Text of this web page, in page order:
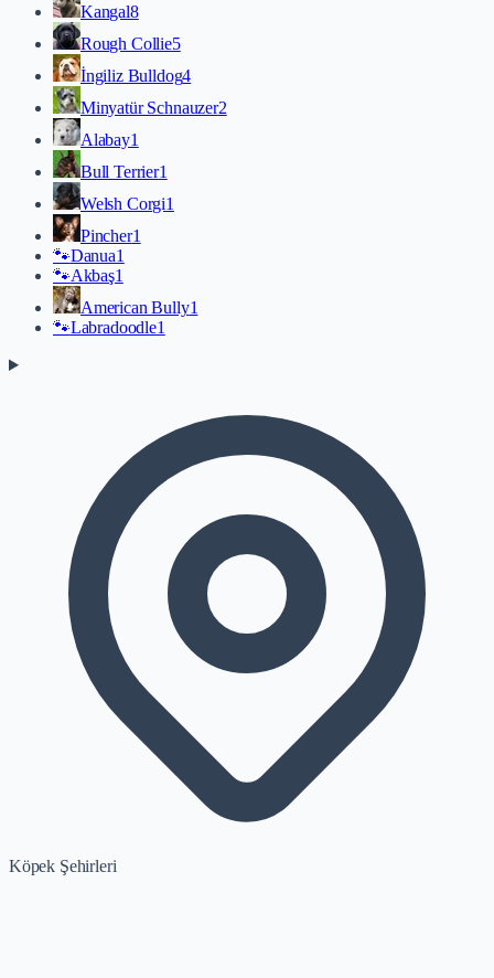
Kangal8
Rough Collie5
İngiliz Bulldog4
Minyatür Schnauzer2
Alabay1
Bull Terrier1
Welsh Corgi1
Pincher1
🐾Danua1
🐾Akbaş1
American Bully1
🐾Labradoodle1
Köpek Şehirleri